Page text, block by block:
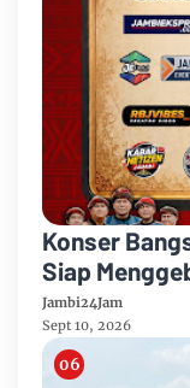
Konser
Siap
Band,
Jambi24Jam
Sept 10, 2026